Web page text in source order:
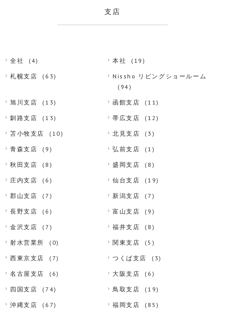
支店
全社 (4) 本社 (19)
札幌支店 (63)
Nissho リビングショールーム
(94)
旭川支店 (13) 函館支店 (11)
釧路支店 (13) 帯広支店 (12)
苫小牧支店 (10) 北見支店 (3)
青森支店 (9) 弘前支店 (1)
秋田支店 (8) 盛岡支店 (8)
庄内支店 (6) 仙台支店 (19)
郡山支店 (7) 新潟支店 (7)
長野支店 (6) 富山支店 (9)
金沢支店 (7) 福井支店 (8)
射水営業所 (0) 関東支店 (5)
西東京支店 (7) つくば支店 (3)
名古屋支店 (6) 大阪支店 (6)
四国支店 (74) 鳥取支店 (19)
沖縄支店 (67) 福岡支店 (85)